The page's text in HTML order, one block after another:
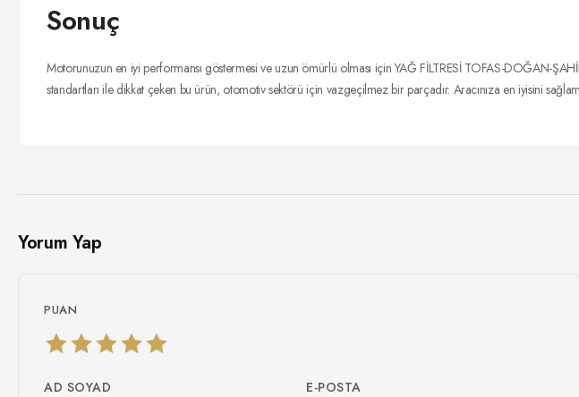
Sonuç
Motorunuzun en iyi performansı göstermesi ve uzun ömürlü olması için YAĞ FİLTRESİ TOFAS-DOĞAN-
standartları ile dikkat çeken bu ürün, otomotiv sektörü için vazgeçilmez bir parçadır. Aracınıza en iyisini
Yorum Yap
PUAN
AD SOYAD E-POSTA